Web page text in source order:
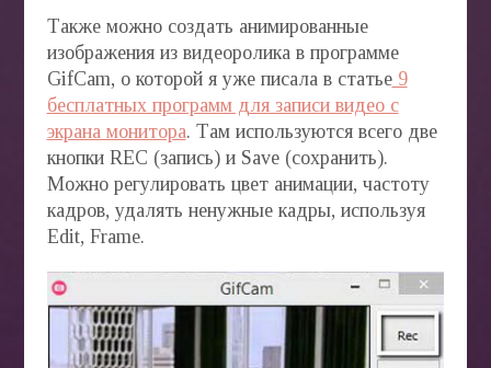
Также можно создать анимированные
изображения из видеоролика в программе
GifCam, о которой я уже писала в статье9
бесплатных программ для записи видео с
экрана монитора. Там используются всего две
кнопки REC (запись) и Save (сохранить).
Можно регулировать цвет анимации, частоту
кадров, удалять ненужные кадры, используя
Edit, Frame.